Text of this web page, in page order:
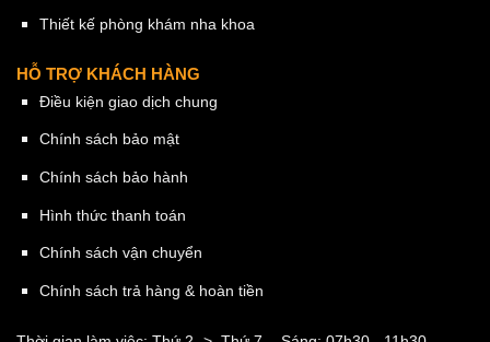
Thiết kế phòng khám nha khoa
HỖ TRỢ KHÁCH HÀNG
Điều kiện giao dịch chung
Chính sách bảo mật
Chính sách bảo hành
Hình thức thanh toán
Chính sách vận chuyển
Chính sách trả hàng & hoàn tiền